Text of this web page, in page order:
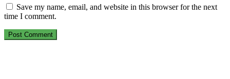
Save my name, email, and website in this browser for the next
time I comment.